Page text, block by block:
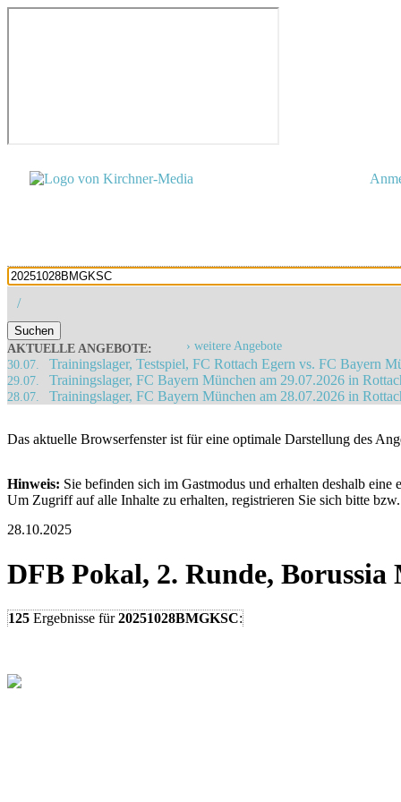
/
Suchen
› weitere Angebote
AKTUELLE ANGEBOTE:
30.07.
Trainingslager, Testspiel, FC Rottach Egern vs. FC Bayern
29.07. Trainingslager, FC Bayern München am 29.07.2026 in
28.07. Trainingslager, FC Bayern München am 28.07.2026 in
Das aktuelle Browserfenster ist für eine optimale Darstellung des
Hinweis: Sie befinden sich im Gastmodus und erhalten deshalb eine
Um Zugriff auf alle Inhalte zu erhalten, registrieren Sie sich bitte
28.10.2025
DFB Pokal, 2. Runde,
125 Ergebnisse für20251028BMGKSC: